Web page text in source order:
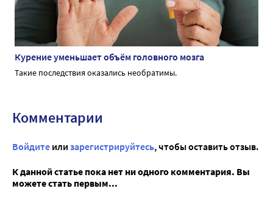
Курение уменьшает объём головного мозга
Такие последствия оказались необратимы.
Комментарии
Войдите или зарегистрируйтесь, чтобы оставить отзыв.
К данной статье пока нет ни одного комментария. Вы
можете стать первым...